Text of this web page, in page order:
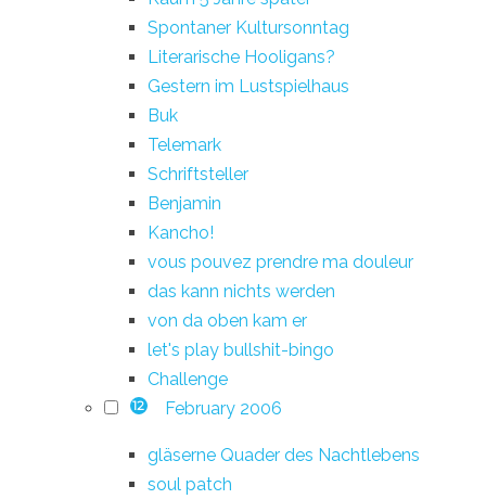
Spontaner Kultursonntag
Literarische Hooligans?
Gestern im Lustspielhaus
Buk
Telemark
Schriftsteller
Benjamin
Kancho!
vous pouvez prendre ma douleur
das kann nichts werden
von da oben kam er
let's play bullshit-bingo
Challenge
12 February 2006
gläserne Quader des Nachtlebens
soul patch